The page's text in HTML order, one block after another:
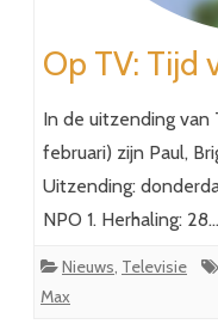
Op TV: Tijd
In de uitzending van
februari) zijn Paul,
Uitzending:
NPO 1. Herhaling: 28…
Nieuws, Televisie
Max